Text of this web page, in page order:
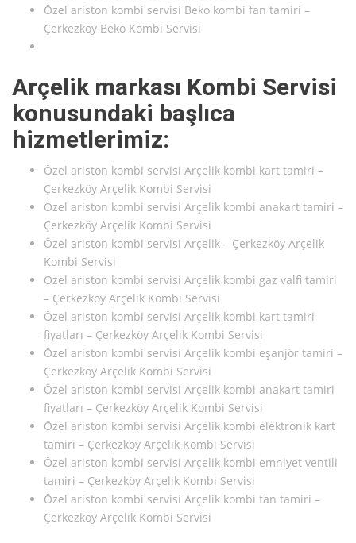
Özel ariston kombi servisi Beko kombi fan tamiri –
Çerkezköy Beko Kombi Servisi
Arçelik markası Kombi Servisi
konusundaki başlıca
hizmetlerimiz:
Özel ariston kombi servisi Arçelik kombi kart tamiri –
Çerkezköy Arçelik Kombi Servisi
Özel ariston kombi servisi Arçelik kombi anakart tamiri –
Çerkezköy Arçelik Kombi Servisi
Özel ariston kombi servisi Arçelik – Çerkezköy Arçelik
Kombi Servisi
Özel ariston kombi servisi Arçelik kombi gaz valfi tamiri
– Çerkezköy Arçelik Kombi Servisi
Özel ariston kombi servisi Arçelik kombi kart tamiri
fiyatları – Çerkezköy Arçelik Kombi Servisi
Özel ariston kombi servisi Arçelik kombi eşanjör tamiri –
Çerkezköy Arçelik Kombi Servisi
Özel ariston kombi servisi Arçelik kombi anakart tamiri
fiyatları – Çerkezköy Arçelik Kombi Servisi
Özel ariston kombi servisi Arçelik kombi elektronik kart
tamiri – Çerkezköy Arçelik Kombi Servisi
Özel ariston kombi servisi Arçelik kombi emniyet ventili
tamiri – Çerkezköy Arçelik Kombi Servisi
Özel ariston kombi servisi Arçelik kombi fan tamiri –
Çerkezköy Arçelik Kombi Servisi